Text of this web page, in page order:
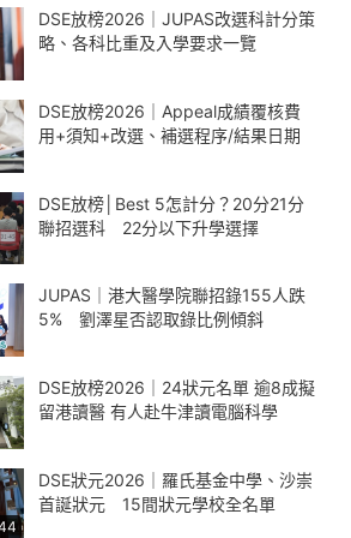
DSE放榜2026｜JUPAS改選科計分策
略、各科比重及入學要求一覽
DSE放榜2026｜Appeal成績覆核費
用+須知+改選、補選程序/結果日期
DSE放榜│Best 5怎計分？20分21分
聯招選科 22分以下升學選擇
JUPAS｜港大醫學院聯招錄155人跌
5% 劉澤星否認取錄比例傾斜
DSE放榜2026｜24狀元名單 逾8成擬
留港讀醫 有人赴牛津讀電腦科學
DSE狀元2026｜羅氏基金中學、沙崇
首誕狀元 15間狀元學校全名單